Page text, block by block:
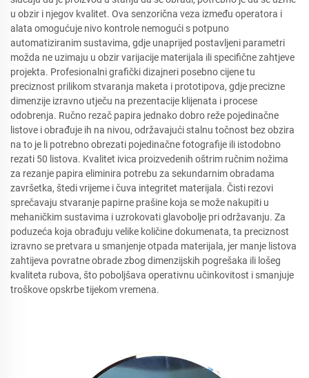
u obzir i njegov kvalitet. Ova senzorična veza između operatora i
alata omogućuje nivo kontrole nemogući s potpuno
automatiziranim sustavima, gdje unaprijed postavljeni parametri
možda ne uzimaju u obzir varijacije materijala ili specifične zahtjeve
projekta. Profesionalni grafički dizajneri posebno cijene tu
preciznost prilikom stvaranja maketa i prototipova, gdje precizne
dimenzije izravno utječu na prezentacije klijenata i procese
odobrenja. Ručno rezač papira jednako dobro reže pojedinačne
listove i obrađuje ih na nivou, održavajući stalnu točnost bez obzira
na to je li potrebno obrezati pojedinačne fotografije ili istodobno
rezati 50 listova. Kvalitet ivica proizvedenih oštrim ručnim nožima
za rezanje papira eliminira potrebu za sekundarnim obradama
završetka, štedi vrijeme i čuva integritet materijala. Čisti rezovi
sprečavaju stvaranje papirne prašine koja se može nakupiti u
mehaničkim sustavima i uzrokovati glavobolje pri održavanju. Za
poduzeća koja obrađuju velike količine dokumenata, ta preciznost
izravno se pretvara u smanjenje otpada materijala, jer manje listova
zahtijeva povratne obrade zbog dimenzijskih pogrešaka ili lošeg
kvaliteta rubova, što poboljšava operativnu učinkovitost i smanjuje
troškove opskrbe tijekom vremena.